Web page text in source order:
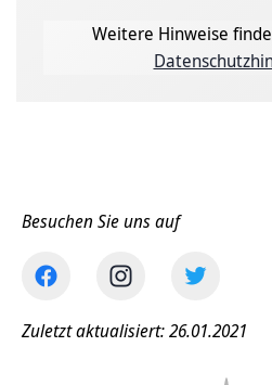
Weitere Hinweise
Besuchen Sie uns auf
Zuletzt aktualisiert: 26.01.2021